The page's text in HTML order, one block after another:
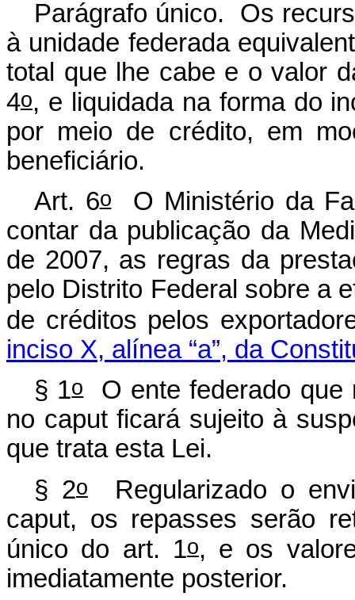
Parágrafo único. Os
à unidade federada
total que lhe cabe e o valor
4o, e liquidada na forma do
por meio de crédito, em
beneficiário.
Art. 6oO Ministério da
contar da publicação da
de 2007, as regras da
pelo Distrito Federal sobre a
de créditos pelos
inciso X, alínea “a”, da
§ 1oO ente federado que
no caput ficará sujeito à
que trata esta Lei.
§ 2oRegularizado o
caput, os repasses serão
único do art. 1o, e os
imediatamente posterior.